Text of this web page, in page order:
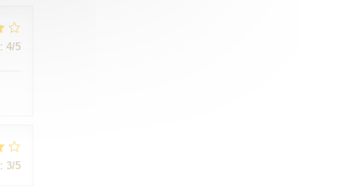
: 4/5
: 3/5